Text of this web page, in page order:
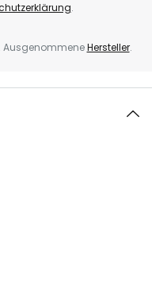
.
AusgenommeneHersteller.